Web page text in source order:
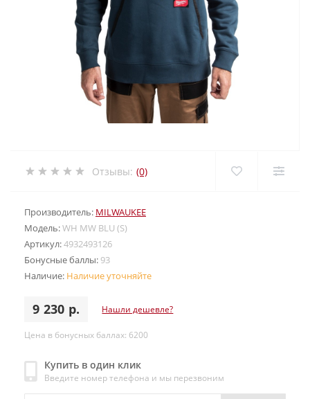
Отзывы: (0)
Производитель: MILWAUKEE
Модель:WH MW BLU (S)
Артикул:4932493126
Бонусные баллы: 93
Наличие: Наличие уточняйте
9 230 р. Нашли дешевле?
Цена в бонусных баллах: 6200
Купить в один клик
Введите номер телефона и мы перезвоним